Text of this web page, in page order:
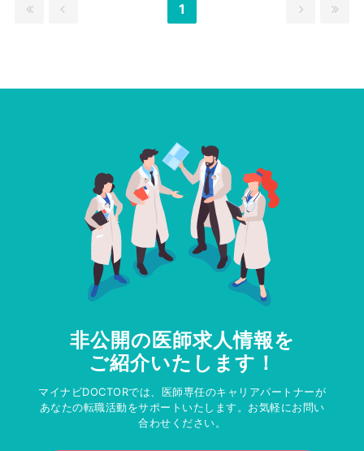
1
非公開の医師求人情報を
ご紹介いたします！
マイナビDOCTORでは、医師専任のキャリアパートナーが
あなたの転職活動をサポートいたします。お気軽にお問い
合わせください。